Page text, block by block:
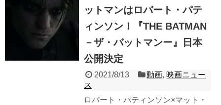
ットマンはロバート・パテ
ィンソン！『THE BATMAN
－ザ・バットマンー』日本
公開決定
2021/8/13 動画, 映画ニュー
ス
ロバート・パティンソン×マット・